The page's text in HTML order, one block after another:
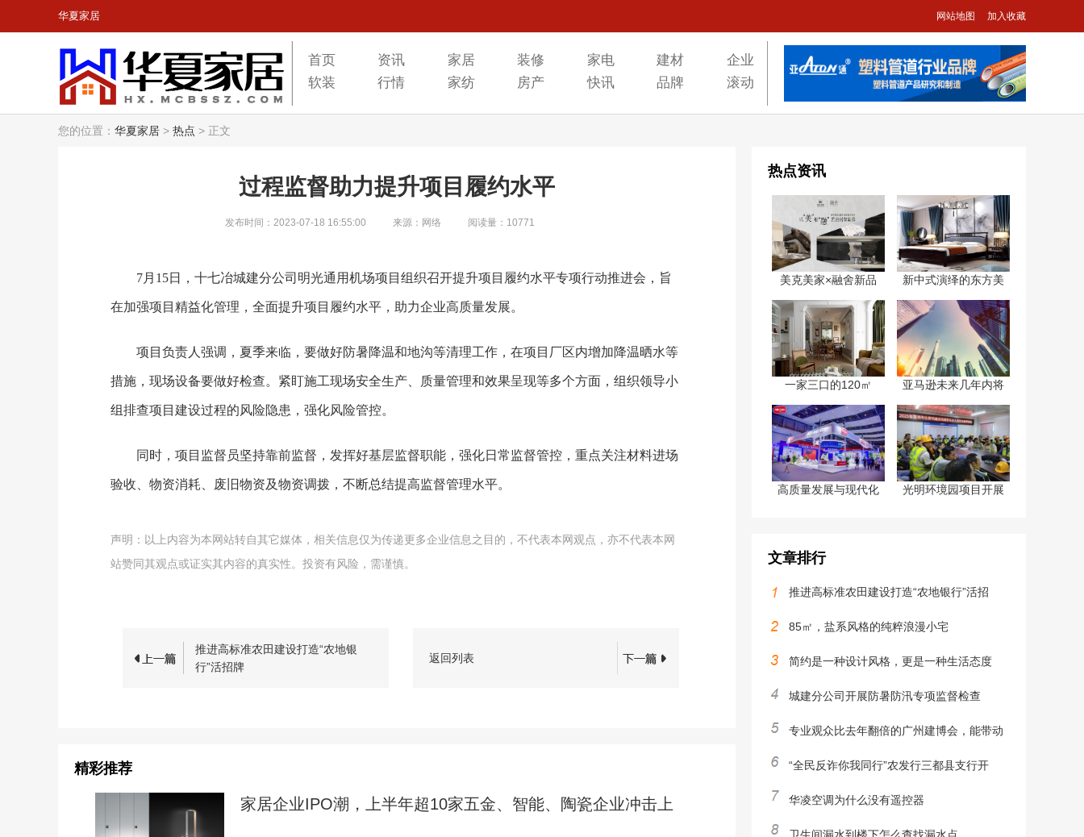
华夏家居 网站地图 加入收藏
首页 资讯 家居 装修 家电 建材
企业
软装
行情 家纺 房产 快讯 品牌 滚动
您的位置： 华夏家居 > 热点 > 正文
过程监督助力提升项目履约水平
发布时间：2023-07-18 16:55:00 来源：网络 阅读量：10771
7月15日，十七冶城建分公司明光通用机场项目组织召开提升项目履约水平专项行动推进会，旨
在加强项目精益化管理，全面提升项目履约水平，助力企业高质量发展。
项目负责人强调，夏季来临，要做好防暑降温和地沟等清理工作，在项目厂区内增加降温晒水等
措施，现场设备要做好检查。紧盯施工现场安全生产、质量管理和效果呈现等多个方面，组织领导小
组排查项目建设过程的风险隐患，强化风险管控。
同时，项目监督员坚持靠前监督，发挥好基层监督职能，强化日常监督管控，重点关注材料进场
验收、物资消耗、废旧物资及物资调拨，不断总结提高监督管理水平。
声明：以上内容为本网站转自其它媒体，相关信息仅为传递更多企业信息之目的，不代表本网观点，亦不代表本网
站赞同其观点或证实其内容的真实性。投资有风险，需谨慎。
推进高标准农田建设打造“农地银
行”活招牌
返回列表
精彩推荐
家居企业IPO潮，上半年超10家五金、智能、陶瓷企业冲击上
热点资讯
美克美家×融舍新品 新中式演绎的东方美
一家三口的120㎡ 亚马逊未来几年内将
高质量发展与现代化 光明环境园项目开展
文章排行
推进高标准农田建设打造“农地银行”活招
85㎡，盐系风格的纯粹浪漫小宅
简约是一种设计风格，更是一种生活态度
城建分公司开展防暑防汛专项监督检查
专业观众比去年翻倍的广州建博会，能带动
“全民反诈你我同行”农发行三都县支行开
华凌空调为什么没有遥控器